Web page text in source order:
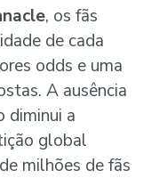
, os fãs
de cada
odds e uma
A ausência
diminui a
global
milhões de fãs